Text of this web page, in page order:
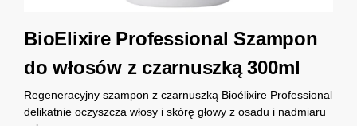
BioElixire Professional Szampon
do włosów z czarnuszką 300ml
Regeneracyjny szampon z czarnuszką Bioélixire Professional
delikatnie oczyszcza włosy i skórę głowy z osadu i nadmiaru